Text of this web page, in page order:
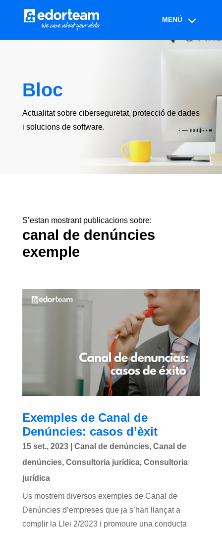
Bloc
Actualitat sobre ciberseguretat, protecció de dades
i solucions de software.
S’estan mostrant publicacions sobre:
canal de denúncies
exemple
Exemples de Canal de
Denúncies: casos d’èxit
15 set., 2023| Canal de denúncies, Canal de
denúncies, Consultoria jurídica, Consultoria
jurídica
Us mostrem diversos exemples de Canal de
Denúncies d’empreses que ja s’han llançat a
complir la Llei 2/2023 i promoure una conducta